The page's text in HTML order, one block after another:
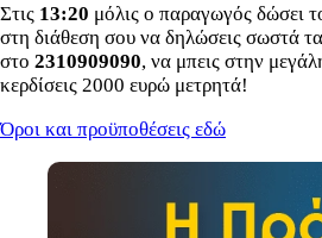
Στις 13:20 μόλις ο παραγωγός δώσει
στη διάθεση σου να δηλώσεις σωστά
στο 2310909090, να μπεις στην
κερδίσεις 2000 ευρώ μετρητά!
Όροι και προϋποθέσεις εδώ